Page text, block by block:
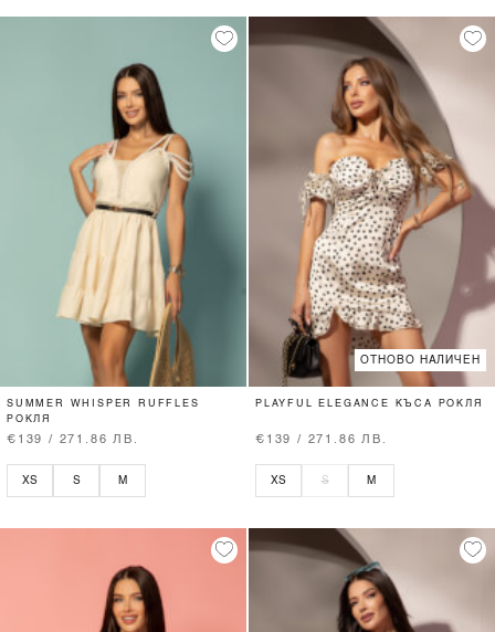
SUMMER WHISPER RUFFLES
РОКЛЯ
€139 / 271.86 ЛВ.
XS S M
ОТНОВО НАЛИЧЕН
PLAYFUL ELEGANCE КЪСА РОКЛЯ
€139 / 271.86 ЛВ.
XS S M